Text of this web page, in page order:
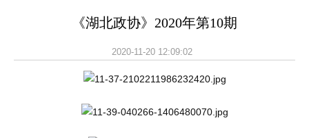
《湖北政协》2020年第10期
2020-11-20 12:09:02